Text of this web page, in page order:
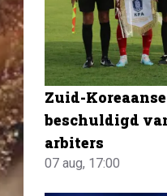
Zuid-
beschuldigd
arbiters
07 aug, 17:00